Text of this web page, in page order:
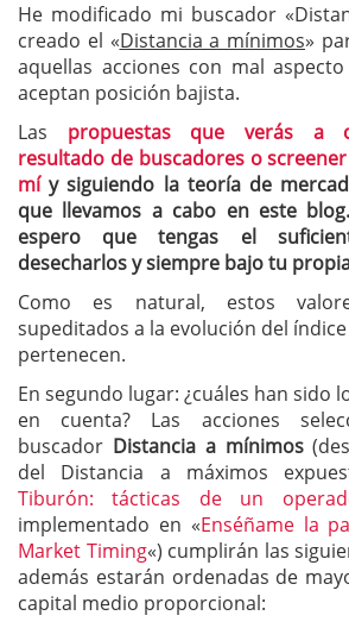
He modificado mi buscador
creado el «Distancia a mínimos»
aquellas acciones con mal
aceptan posición bajista.
Las propuestas que verás a
resultado de buscadores o
míy siguiendo la teoría de
que llevamos a cabo en este
espero que tengas el
desecharlos y siempre bajo tu
Como es natural, estos
supeditados a la evolución del
pertenecen.
En segundo lugar: ¿cuáles han sido
en cuenta? Las acciones
buscador Distancia a mínimos
del Distancia a máximos
Tiburón: tácticas de un
implementado en «Enséñame la
Market Timing«) cumplirán las
además estarán ordenadas de
capital medio proporcional: